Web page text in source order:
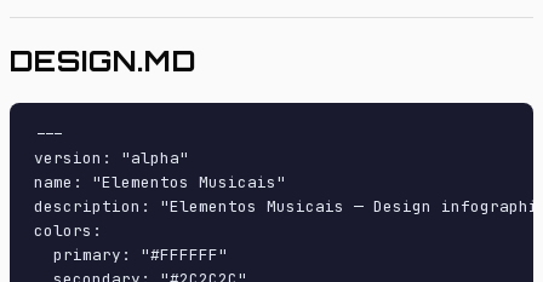
DESIGN.MD
---
version: "alpha"
name: "Elementos Musicais"
description: "Elementos Musicais — Design
colors:
  primary: "#FFFFFF"